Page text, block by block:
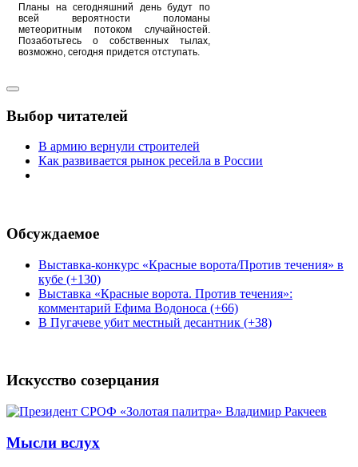
Планы на сегодняшний день будут по
всей вероятности поломаны
метеоритным потоком случайностей.
Позаботьтесь о собственных тылах,
возможно, сегодня придется отступать.
Выбор читателей
В армию вернули строителей
Как развивается рынок ресейла в России
Обсуждаемое
Выставка-конкурс «Красные ворота/Против течения» в
кубе (+130)
Выставка «Красные ворота. Против течения»:
комментарий Ефима Водоноса (+66)
В Пугачеве убит местный десантник (+38)
Искусство созерцания
Мысли вслух